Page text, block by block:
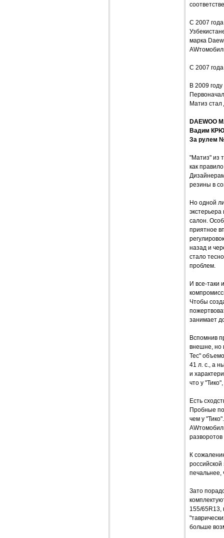
С 2007
марка
С 2007
В 2009
Матиз стал
DAEWOO
Вадим
За рулем
"Матиз" из
как
резины в
Но одной
салон.
приятное
назад и
стало
проблем.
И все-таки
Чтобы
занимает
Вспомнив
внешне, но
Тес"
41 л. с., а
и
что у
Есть
Пробные
чем у
разворотов
К
печальнее,
Зато
155/65R13,
больше